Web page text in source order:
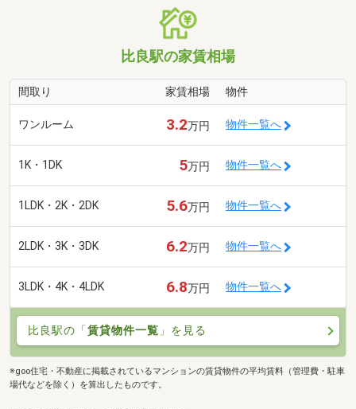
比良駅の家賃相場
間取り 家賃相場 物件
ワンルーム 3.2万円 物件一覧へ
1K・1DK 5万円 物件一覧へ
1LDK・2K・2DK 5.6万円 物件一覧へ
2LDK・3K・3DK 6.2万円 物件一覧へ
3LDK・4K・4LDK 6.8万円 物件一覧へ
比良駅の「賃貸物件一覧 」を見る
※goo住宅・不動産に掲載されているマンションの賃貸物件の平均賃料（管理費・駐車
場代などを除く）を算出したものです。